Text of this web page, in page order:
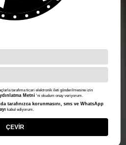
tarafıma ticari elektronik ileti gönderilmesine izin
Metni 'ni okudum onay veriyorum.
tarafınızca korunmasını, sms ve WhatsApp
kabul ediyorum.
ÇEVİR